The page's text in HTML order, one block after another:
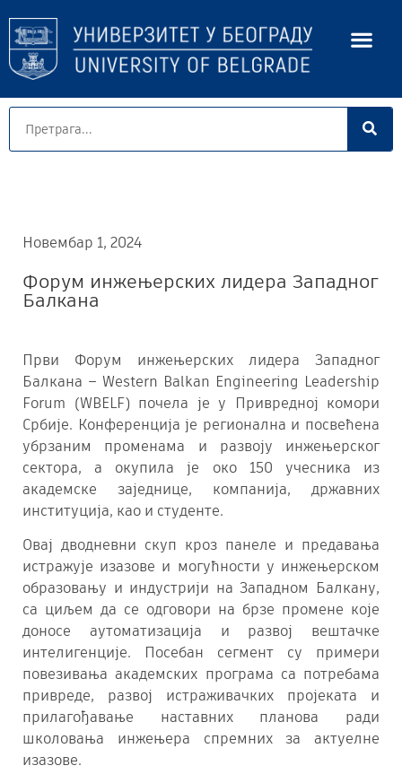
Новембар 1, 2024
Форум инжењерских лидера Западног
Балкана
Први Форум инжењерских лидера Западног
Балкана – Western Balkan Engineering Leadership
Forum (WBELF) почела је у Привредној комори
Србије. Конференција је регионална и посвећена
убрзаним променама и развоју инжењерског
сектора, а окупила је око 150 учесника из
академске заједнице, компанија, државних
институција, као и студенте.
Овај дводневни скуп кроз панеле и предавања
истражује изазове и могућности у инжењерском
образовању и индустрији на Западном Балкану,
са циљем да се одговори на брзе промене које
доносе аутоматизација и развој вештачке
интелигенције. Посебан сегмент су примери
повезивања академских програма са потребама
привреде, развој истраживачких пројеката и
прилагођавање наставних планова ради
школовања инжењера спремних за актуелне
изазове.